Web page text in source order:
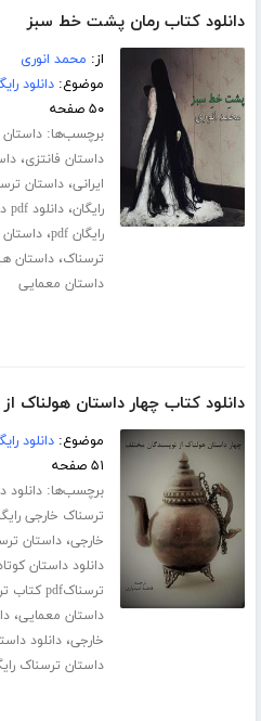
دانلود کتاب رمان پشت خط سبز
از: محمد انوری
موضوع:دانلود
۵۰ صفحه
برچسب‌ها:
داستان فانتزی،
ایرانی،داستان
رایگان،دانلود pdf داستان ترسناک رایگان
رایگان pdf
،داستان
ترسناک،داستان
داستان معمایی
دانلود کتاب چهار داستان هولناک
موضوع:دانلود
۵۱ صفحه
برچسب‌ها:دانلود
ترسناک خارجی
خارجی،داستان
دانلود داستان
ترسناکpdf کتاب ترسناک
داستان معمایی،
خارجی،دانلود
داستان ترسناک